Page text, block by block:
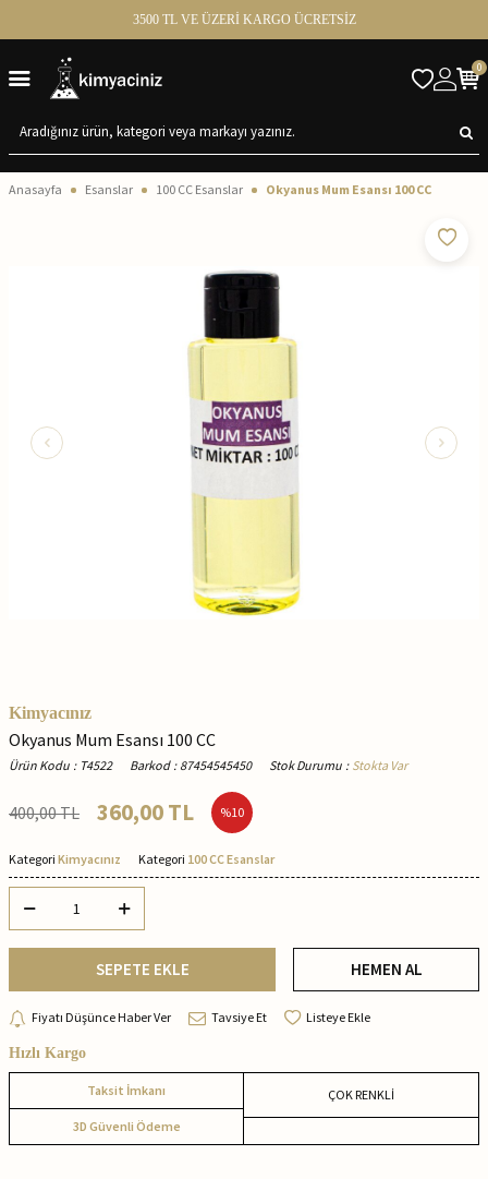
3500 TL VE ÜZERİ KARGO ÜCRETSİZ
0
Anasayfa Esanslar 100 CC Esanslar Okyanus Mum Esansı 100 CC
Kimyacınız
Okyanus Mum Esansı 100 CC
Ürün Kodu : T4522 Barkod : 87454545450 Stok Durumu : Stokta Var
400,00TL 360,00TL %10
Kategori Kimyacınız Kategori 100 CC Esanslar
SEPETE EKLE HEMEN AL
Fiyatı Düşünce Haber Ver Tavsiye Et Listeye Ekle
Hızlı Kargo
Taksit İmkanı
3D Güvenli Ödeme
ÇOK RENKLİ